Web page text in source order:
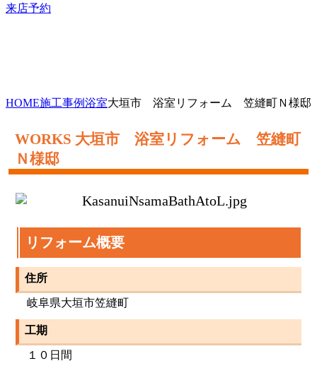
来店予約
HOME施工事例浴室大垣市 浴室リフォーム 笠縫町Ｎ様邸
大垣市 浴室リフォーム 笠縫町
Ｎ様邸
リフォーム概要
住所
岐阜県大垣市笠縫町
工期
１０日間